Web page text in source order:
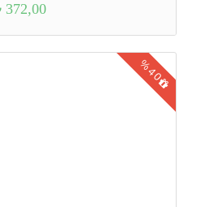
372,00
%40